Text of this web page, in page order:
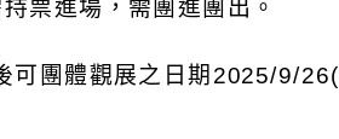
票進場，需團進團出。
可團體觀展之日期 2025/9/26(